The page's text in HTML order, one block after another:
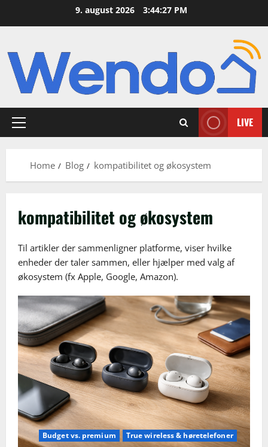
9. august 2026 3:44:29 PM
Primary
LIVE
Home Blog kompatibilitet og økosystem
kompatibilitet og økosystem
Til artikler der sammenligner platforme, viser hvilke
enheder der taler sammen, eller hjælper med valg af
økosystem (fx Apple, Google, Amazon).
Budget vs. premium True wireless & høretelefoner